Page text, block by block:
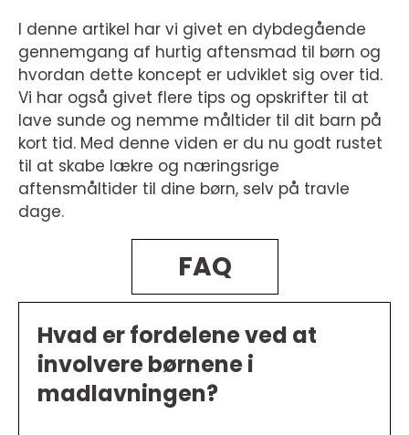
I denne artikel har vi givet en dybdegående
gennemgang af hurtig aftensmad til børn og
hvordan dette koncept er udviklet sig over tid.
Vi har også givet flere tips og opskrifter til at
lave sunde og nemme måltider til dit barn på
kort tid. Med denne viden er du nu godt rustet
til at skabe lækre og næringsrige
aftensmåltider til dine børn, selv på travle
dage.
FAQ
Hvad er fordelene ved at
involvere børnene i
madlavningen?